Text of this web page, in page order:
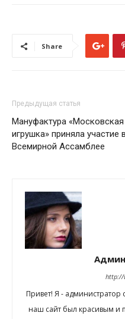
Share
Предыдущая статья
Мануфактура «Московская
игрушка» приняла участие
Всемирной Ассамблее
http://
Привет! Я -
наш сайт был красивым и